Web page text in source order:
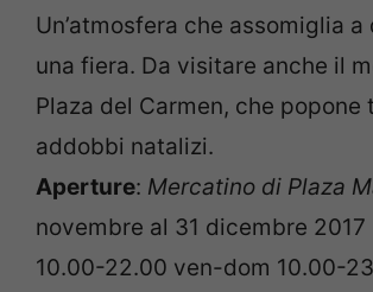
Un’atmosfera che assomiglia a
una fiera. Da visitare anche il
Plaza del Carmen, che popone
addobbi natalizi.
Aperture: Mercatino di Plaza
novembre al 31 dicembre
10.00-22.00 ven-dom 10.00-